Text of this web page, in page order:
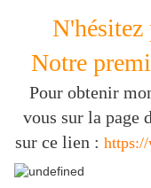
N'hésitez
Notre
Pour obtenir
vous sur la page
sur ce lien :